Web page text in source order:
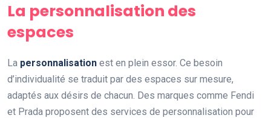
La personnalisation des
espaces
La personnalisation est en plein essor. Ce besoin
d’individualité se traduit par des espaces sur mesure,
adaptés aux désirs de chacun. Des marques comme Fendi
et Prada proposent des services de personnalisation pour